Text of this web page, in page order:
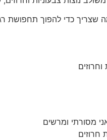
שצריך כדי להפוך תחפושת
מסורתי ומרשים
חרוזים